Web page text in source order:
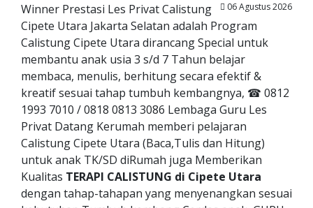
06 Agustus 2026
Winner Prestasi Les Privat Calistung
Cipete Utara Jakarta Selatan adalah Program
Calistung Cipete Utara dirancang Special untuk
membantu anak usia 3 s/d 7 Tahun belajar
membaca, menulis, berhitung secara efektif &
kreatif sesuai tahap tumbuh kembangnya, ☎ 0812
1993 7010 / 0818 0813 3086 Lembaga Guru Les
Privat Datang Kerumah memberi pelajaran
Calistung Cipete Utara (Baca,Tulis dan Hitung)
untuk anak TK/SD diRumah juga Memberikan
Kualitas TERAPI CALISTUNG di Cipete Utara
dengan tahap-tahapan yang menyenangkan sesuai